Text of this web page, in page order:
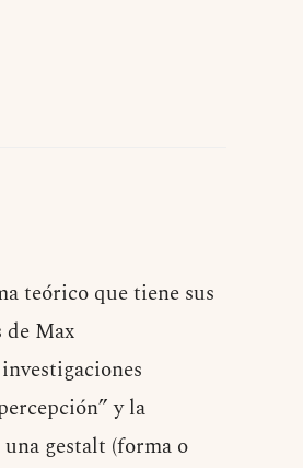
teórico que tiene sus
Max
y la
gestalt (forma o